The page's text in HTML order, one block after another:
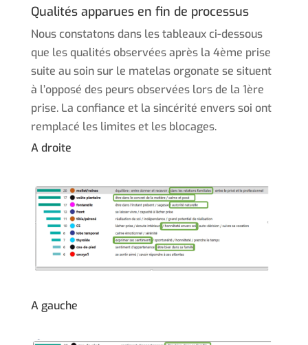
Qualités apparues en fin de processus
Nous constatons dans les tableaux ci-dessous
que les qualités observées après la 4ème prise
suite au soin sur le matelas orgonate se situent
à l’opposé des peurs observées lors de la 1ère
prise. La confiance et la sincérité envers soi ont
remplacé les limites et les blocages.
A droite
A gauche